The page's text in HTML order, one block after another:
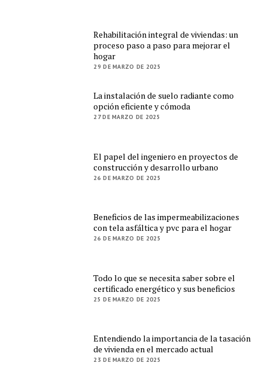
Rehabilitación integral de viviendas: un
proceso paso a paso para mejorar el
hogar
29 DE MARZO DE 2025
La instalación de suelo radiante como
opción eficiente y cómoda
27 DE MARZO DE 2025
El papel del ingeniero en proyectos de
construcción y desarrollo urbano
26 DE MARZO DE 2025
Beneficios de las impermeabilizaciones
con tela asfáltica y pvc para el hogar
26 DE MARZO DE 2025
Todo lo que se necesita saber sobre el
certificado energético y sus beneficios
25 DE MARZO DE 2025
Entendiendo la importancia de la tasación
de vivienda en el mercado actual
23 DE MARZO DE 2025